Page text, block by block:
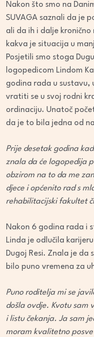
Nakon što smo na
SUVAGA saznali da je
ali da ih i dalje
kakva je situacija u
Posjetili smo stoga
logopedicom Lindom
godina rada u sustavu,
vratiti se u svoj rodni
ordinaciju. Unatoč
da je to bila jedna od
Prije desetak godina
znala da će logopedija
obzirom na to da me
djece i općenito rad s
rehabilitacijski fakultet
Nakon 6 godina rada i
Linda je odlučila
Dugoj Resi. Znala je
bilo puno vremena za
Puno roditelja mi se
došla ovdje. Kvotu sam
i listu čekanja. Ja sam
moram kvalitetno